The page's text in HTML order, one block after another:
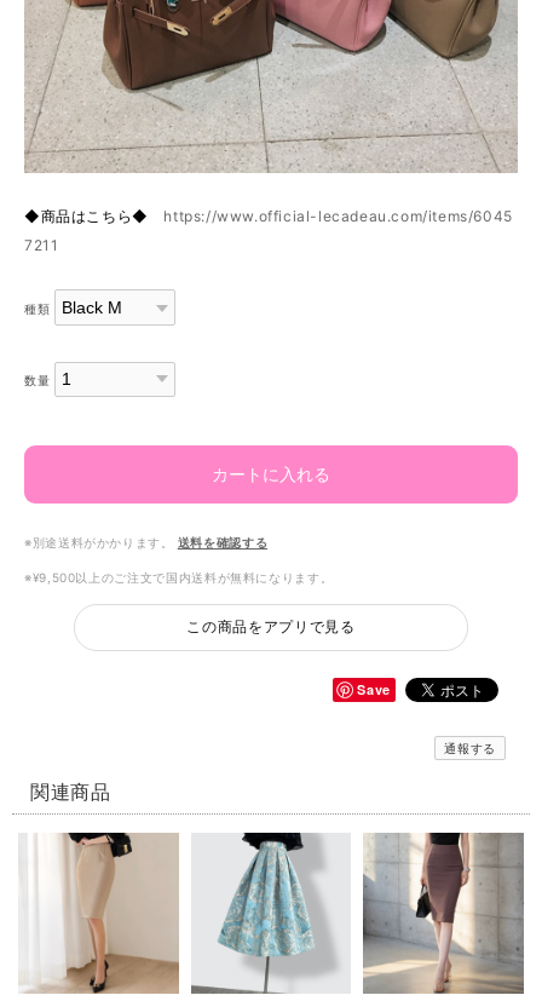
◆商品はこちら◆ https://www.official-lecadeau.com/items/6045
7211
種類
数量
カートに入れる
※別途送料がかかります。 送料を確認する
※¥9,500以上のご注文で国内送料が無料になります。
この商品をアプリで見る
Save
通報する
関連商品